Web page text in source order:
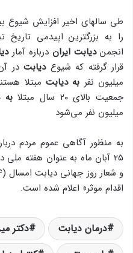
طی سالهای اخیر افزایش شیوع
را به بزرگترین اپیدمی
انجمندیابت ایران درباره آمار
قرار گرفته که شیوعدیابت
میلیون نفر به دیابت
جمعیت بالای ۲۰ سال مبتلا
به
میلیون نفر می‌شود
۲۵ آبان ماه به عنوان هفته
اقدام موثر» اعلام شده است.
درمان دیابت دکتر